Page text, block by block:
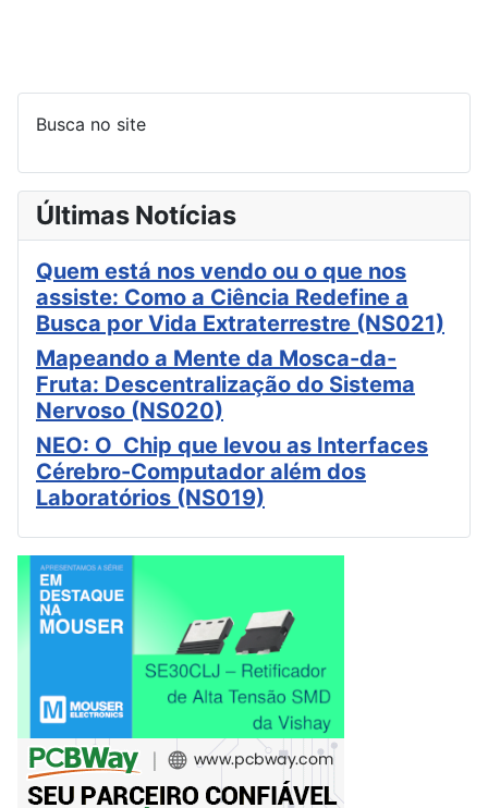
Busca no site
Últimas Notícias
Quem está nos vendo ou o que nos
assiste: Como a Ciência Redefine a
Busca por Vida Extraterrestre (NS021)
Mapeando a Mente da Mosca-da-
Fruta: Descentralização do Sistema
Nervoso (NS020)
NEO: O Chip que levou as Interfaces
Cérebro-Computador além dos
Laboratórios (NS019)